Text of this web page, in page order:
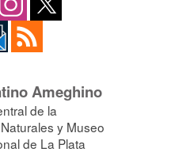
Ameghino
de la
y Museo
de La Plata